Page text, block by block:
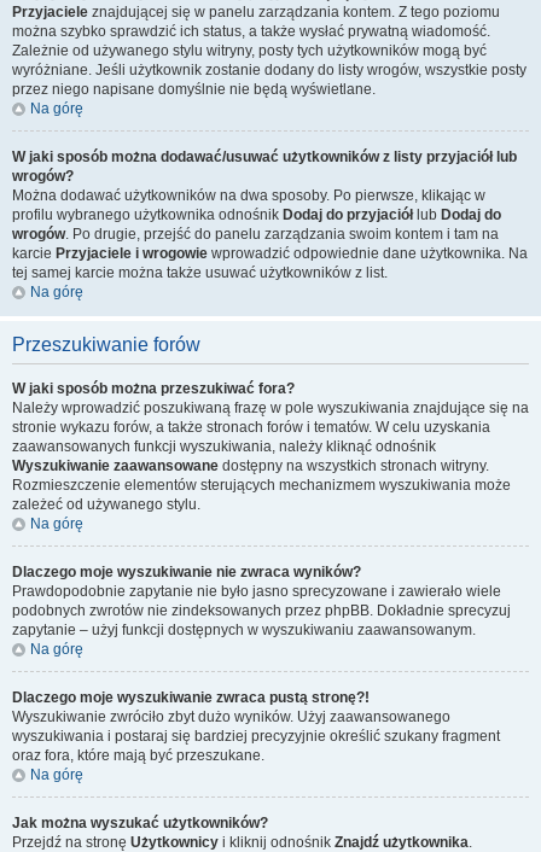
Przyjaciele znajdującej się w panelu zarządzania kontem. Z tego poziomu
można szybko sprawdzić ich status, a także wysłać prywatną wiadomość.
Zależnie od używanego stylu witryny, posty tych użytkowników mogą być
wyróżniane. Jeśli użytkownik zostanie dodany do listy wrogów, wszystkie posty
przez niego napisane domyślnie nie będą wyświetlane.
Na górę
W jaki sposób można dodawać/usuwać użytkowników z listy przyjaciół lub
wrogów?
Można dodawać użytkowników na dwa sposoby. Po pierwsze, klikając w
profilu wybranego użytkownika odnośnik Dodaj do przyjaciółlub Dodaj do
wrogów. Po drugie, przejść do panelu zarządzania swoim kontem i tam na
karcie Przyjaciele i wrogowie wprowadzić odpowiednie dane użytkownika. Na
tej samej karcie można także usuwać użytkowników z list.
Na górę
Przeszukiwanie forów
W jaki sposób można przeszukiwać fora?
Należy wprowadzić poszukiwaną frazę w pole wyszukiwania znajdujące się na
stronie wykazu forów, a także stronach forów i tematów. W celu uzyskania
zaawansowanych funkcji wyszukiwania, należy kliknąć odnośnik
Wyszukiwanie zaawansowane dostępny na wszystkich stronach witryny.
Rozmieszczenie elementów sterujących mechanizmem wyszukiwania może
zależeć od używanego stylu.
Na górę
Dlaczego moje wyszukiwanie nie zwraca wyników?
Prawdopodobnie zapytanie nie było jasno sprecyzowane i zawierało wiele
podobnych zwrotów nie zindeksowanych przez phpBB. Dokładnie sprecyzuj
zapytanie – użyj funkcji dostępnych w wyszukiwaniu zaawansowanym.
Na górę
Dlaczego moje wyszukiwanie zwraca pustą stronę?!
Wyszukiwanie zwróciło zbyt dużo wyników. Użyj zaawansowanego
wyszukiwania i postaraj się bardziej precyzyjnie określić szukany fragment
oraz fora, które mają być przeszukane.
Na górę
Jak można wyszukać użytkowników?
Przejdź na stronę Użytkownicy i kliknij odnośnik Znajdź użytkownika.